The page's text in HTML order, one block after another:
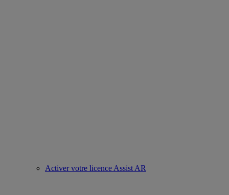
Activer votre licence Assist AR